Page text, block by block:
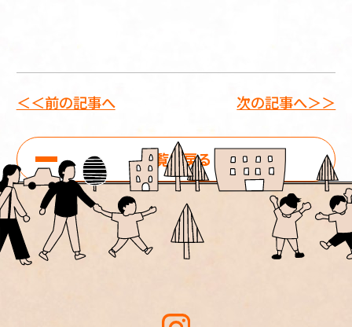
＜＜前の記事へ
一覧に戻る
次の記事へ＞＞